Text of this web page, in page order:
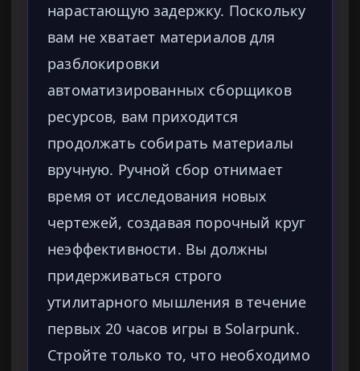
нарастающую задержку. Поскольку
вам не хватает материалов для
разблокировки
автоматизированных сборщиков
ресурсов, вам приходится
продолжать собирать материалы
вручную. Ручной сбор отнимает
время от исследования новых
чертежей, создавая порочный круг
неэффективности. Вы должны
придерживаться строго
утилитарного мышления в течение
первых 20 часов игры в Solarpunk.
Стройте только то, что необходимо